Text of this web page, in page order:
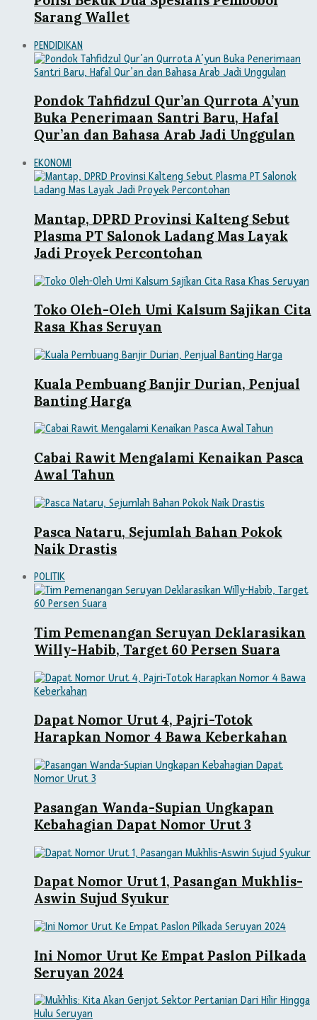
Sarang Wallet
PENDIDIKAN
Pondok Tahfidzul Qur’an Qurrota A’yun
Buka Penerimaan Santri Baru, Hafal
Qur’an dan Bahasa Arab Jadi Unggulan
EKONOMI
Mantap, DPRD Provinsi Kalteng Sebut
Plasma PT Salonok Ladang Mas Layak
Jadi Proyek Percontohan
Toko Oleh-Oleh Umi Kalsum Sajikan Cita
Rasa Khas Seruyan
Kuala Pembuang Banjir Durian, Penjual
Banting Harga
Cabai Rawit Mengalami Kenaikan Pasca
Awal Tahun
Pasca Nataru, Sejumlah Bahan Pokok
Naik Drastis
POLITIK
Tim Pemenangan Seruyan Deklarasikan
Willy-Habib, Target 60 Persen Suara
Dapat Nomor Urut 4, Pajri-Totok
Harapkan Nomor 4 Bawa Keberkahan
Pasangan Wanda-Supian Ungkapan
Kebahagian Dapat Nomor Urut 3
Dapat Nomor Urut 1, Pasangan Mukhlis-
Aswin Sujud Syukur
Ini Nomor Urut Ke Empat Paslon Pilkada
Seruyan 2024